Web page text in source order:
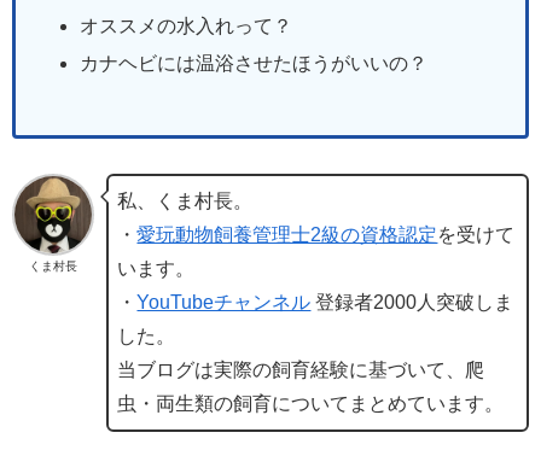
オススメの水入れって？
カナヘビには温浴させたほうがいいの？
くま村長
私、くま村長。
・愛玩動物飼養管理士2級の資格認定を受けて
います。
・YouTubeチャンネル 登録者2000人突破しま
した。
当ブログは実際の飼育経験に基づいて、爬
虫・両生類の飼育についてまとめています。